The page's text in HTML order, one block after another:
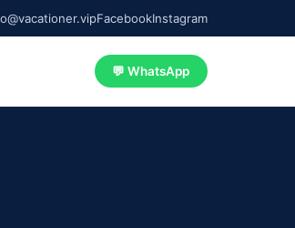
FacebookInstagram
💬 WhatsApp